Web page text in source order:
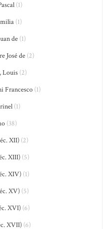
(1)
(1)
de(1)
José de(2)
Louis (2)
Francesco(1)
(1)
(38)
XII)(2)
XIII)(5)
XIV)(1)
XV)(5)
XVI)(6)
XVII)(6)